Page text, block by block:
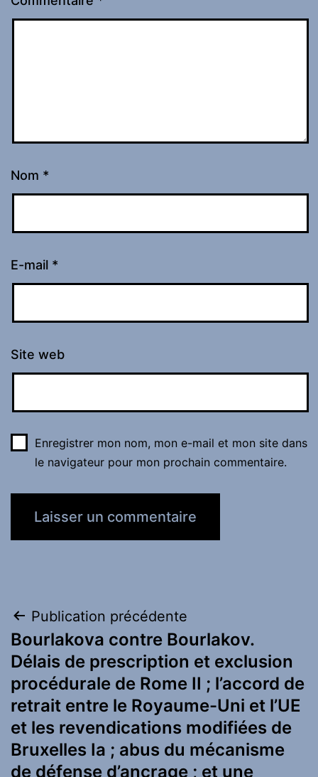
Nom *
E-mail *
Site web
Enregistrer mon nom, mon e-mail et mon site dans
le navigateur pour mon prochain commentaire.
Navigation
de
l’article
Publication précédente
Bourlakova contre Bourlakov.
Délais de prescription et exclusion
procédurale de Rome II ; l’accord de
retrait entre le Royaume-Uni et l’UE
et les revendications modifiées de
Bruxelles Ia ; abus du mécanisme
de défense d’ancrage ; et une